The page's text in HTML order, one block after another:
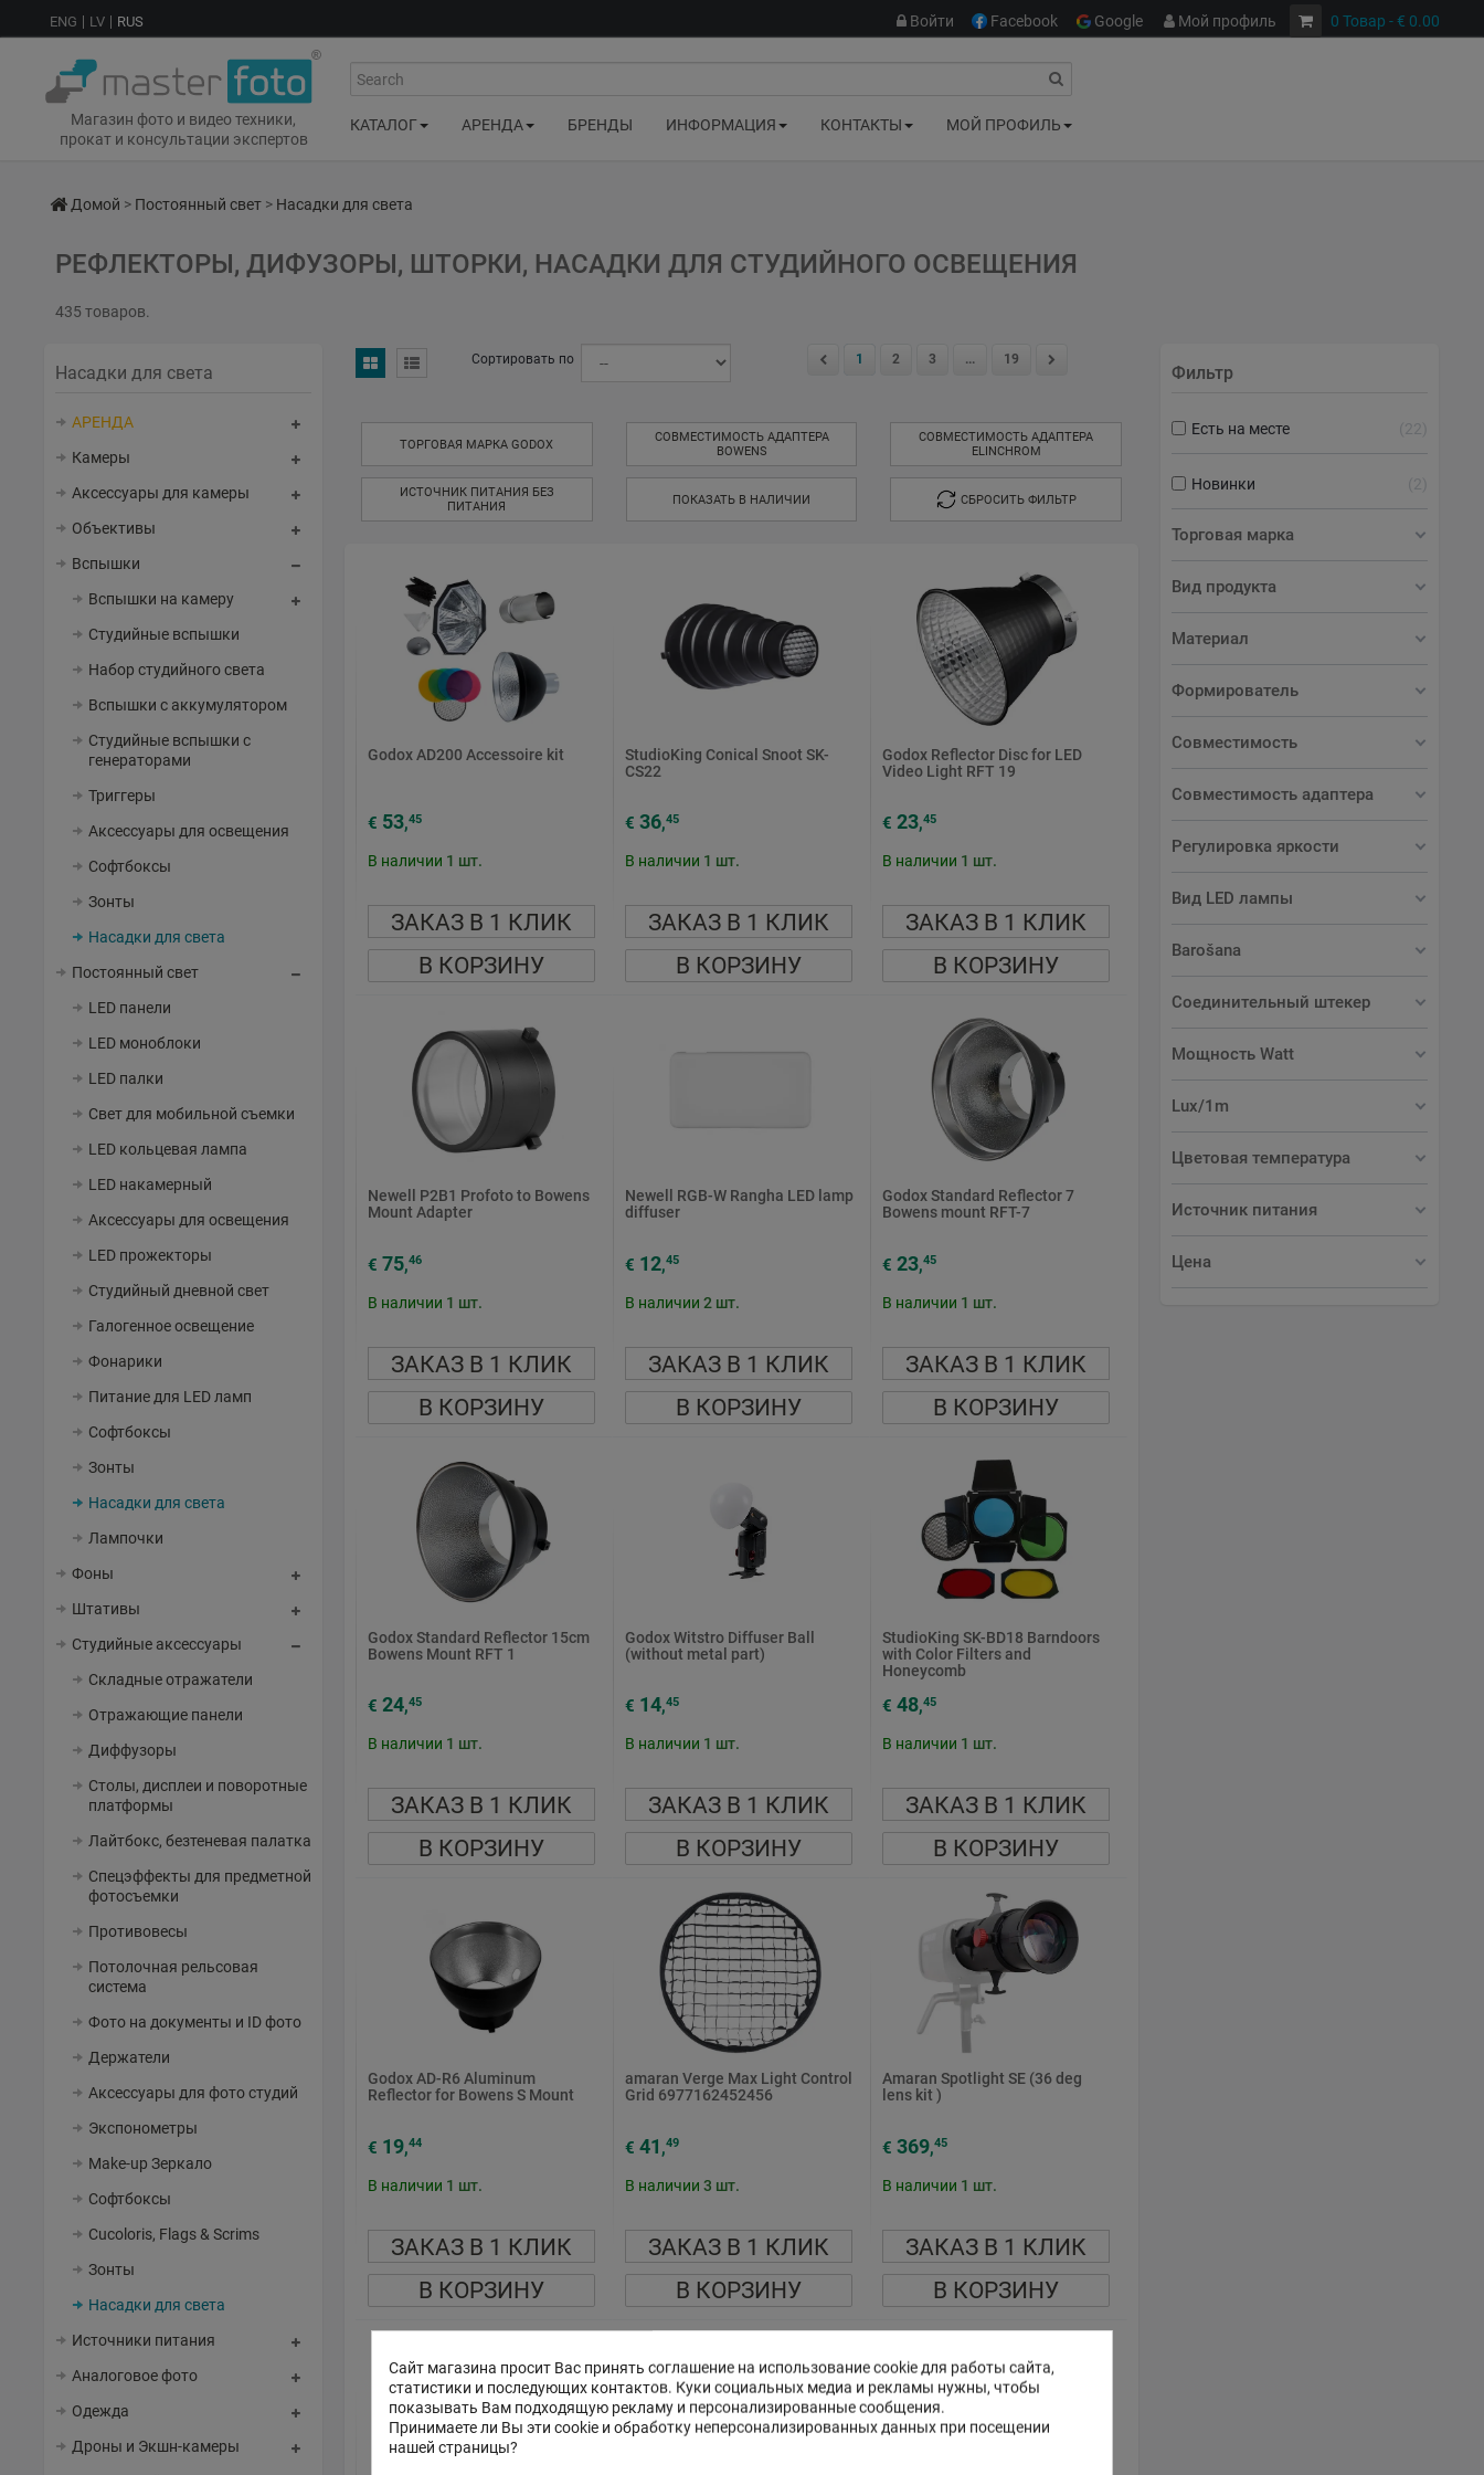
Сайт магазина просит Вас принять соглашение на использование cookie для работы сайта,
статистики и последующих контактов. Куки социальных медиа и рекламы нужны, чтобы
показывать Вам подходящую рекламу и персонализированные сообщения.
Принимаете ли Вы эти cookie и обработку неперсонализированных данных при посещении
нашей страницы?
ENG LV RUS 0 Товар - € 0.00
Войти Facebook Google Мой профиль
Магазин фото и видео техники,
прокат и консультации экспертов
Search
КАТАЛОГ АРЕНДА БРЕНДЫ ИНФОРМАЦИЯ КОНТАКТЫ МОЙ ПРОФИЛЬ
Домой > Постоянный свет > Насадки для света
РЕФЛЕКТОРЫ, ДИФУЗОРЫ, ШТОРКИ, НАСАДКИ ДЛЯ СТУДИЙНОГО ОСВЕЩЕНИЯ
435 товаров.
Насадки для света
АРЕНДА
Камеры
Аксессуары для камеры
Объективы
Вспышки
Вспышки на камеру
Студийные вспышки
Набор студийного света
Вспышки с аккумулятором
Студийные вспышки с
генераторами
Триггеры
Аксессуары для освещения
Софтбоксы
Зонты
Насадки для света
Постоянный свет
LED панели
LED моноблоки
LED палки
Свет для мобильной съемки
LED кольцевая лампа
LED накамерный
Аксессуары для освещения
LED прожекторы
Студийный дневной свет
Галогенное освещение
Фонарики
Питание для LED ламп
Софтбоксы
Зонты
Насадки для света
Лампочки
Фоны
Штативы
Студийные аксессуары
Складные отражатели
Отражающие панели
Диффузоры
Столы, дисплеи и поворотные
платформы
Лайтбокс, безтеневая палатка
Спецэффекты для предметной
фотосъемки
Противовесы
Потолочная рельсовая
система
Фото на документы и ID фото
Держатели
Аксессуары для фото студий
Экспонометры
Make-up Зеркало
Софтбоксы
Cucoloris, Flags & Scrims
Зонты
Насадки для света
Источники питания
Аналоговое фото
Одежда
Дроны и Экшн-камеры
Сортировать по 1 2 3 ... 19
ТОРГОВАЯ МАРКА GODOX
СОВМЕСТИМОСТЬ АДАПТЕРА
BOWENS
СОВМЕСТИМОСТЬ АДАПТЕРА
ELINCHROM
ИСТОЧНИК ПИТАНИЯ БЕЗ
ПИТАНИЯ
ПОКАЗАТЬ В НАЛИЧИИ СБРОСИТЬ ФИЛЬТР
Godox AD200 Accessoire kit
€ 53,45
В наличии 1 шт.
ЗАКАЗ В 1 КЛИК
В КОРЗИНУ
StudioKing Conical Snoot SK-
CS22
€ 36,45
В наличии 1 шт.
ЗАКАЗ В 1 КЛИК
В КОРЗИНУ
Godox Reflector Disc for LED
Video Light RFT 19
€ 23,45
В наличии 1 шт.
ЗАКАЗ В 1 КЛИК
В КОРЗИНУ
Newell P2B1 Profoto to Bowens
Mount Adapter
€ 75,46
В наличии 1 шт.
ЗАКАЗ В 1 КЛИК
В КОРЗИНУ
Newell RGB-W Rangha LED lamp
diffuser
€ 12,45
В наличии 2 шт.
ЗАКАЗ В 1 КЛИК
В КОРЗИНУ
Godox Standard Reflector 7
Bowens mount RFT-7
€ 23,45
В наличии 1 шт.
ЗАКАЗ В 1 КЛИК
В КОРЗИНУ
Godox Standard Reflector 15cm
Bowens Mount RFT 1
€ 24,45
В наличии 1 шт.
ЗАКАЗ В 1 КЛИК
В КОРЗИНУ
Godox Witstro Diffuser Ball
(without metal part)
€ 14,45
В наличии 1 шт.
ЗАКАЗ В 1 КЛИК
В КОРЗИНУ
StudioKing SK-BD18 Barndoors
with Color Filters and
Honeycomb
€ 48,45
В наличии 1 шт.
ЗАКАЗ В 1 КЛИК
В КОРЗИНУ
Godox AD-R6 Aluminum
Reflector for Bowens S Mount
€ 19,44
В наличии 1 шт.
ЗАКАЗ В 1 КЛИК
В КОРЗИНУ
amaran Verge Max Light Control
Grid 6977162452456
€ 41 ,49
В наличии 3 шт.
ЗАКАЗ В 1 КЛИК
В КОРЗИНУ
Amaran Spotlight SE (36 deg
lens kit )
€ 369,45
В наличии 1 шт.
ЗАКАЗ В 1 КЛИК
В КОРЗИНУ
Фильтр
Есть на месте
Новинки
Торговая марка
Вид продукта
Материал
Формирователь
Совместимость
Совместимость адаптера
Регулировка яркости
Вид LED лампы
Barošana
Соединительный штекер
Мощность Watt
Lux/1m
Цветовая температура
Источник питания
Цена